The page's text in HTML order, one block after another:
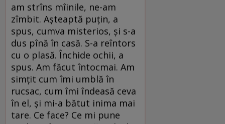
am strîns mîinile, ne-am
zîmbit. Așteaptă puțin, a
spus, cumva misterios, și s-a
dus pînă în casă. S-a reîntors
cu o plasă. Închide ochii, a
spus. Am făcut întocmai. Am
simțit cum îmi umblă în
rucsac, cum îmi îndeasă ceva
în el, și mi-a bătut inima mai
tare. Ce face? Ce mi pune